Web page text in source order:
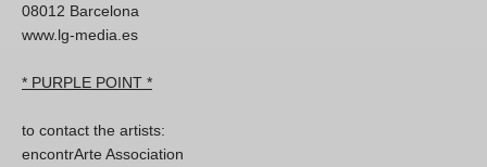
08012 Barcelona
www.lg-media.es
* PURPLE POINT *
to contact the artists:
encontrArte Association